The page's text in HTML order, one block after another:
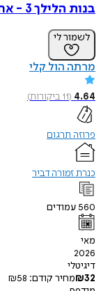
3 - אחיות החמנייה
לי
הול קלי
11ביקורות)
תרגום
דביר
קודם:
₪58